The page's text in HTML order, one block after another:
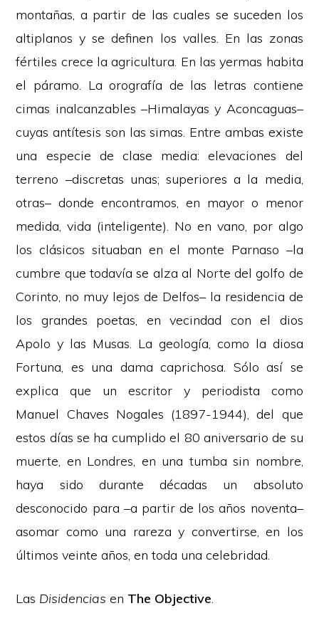
montañas, a partir de las cuales se suceden los
altiplanos y se definen los valles. En las zonas
fértiles crece la agricultura. En las yermas habita
el páramo. La orografía de las letras contiene
cimas inalcanzables –Himalayas y Aconcaguas–
cuyas antítesis son las simas. Entre ambas existe
una especie de clase media: elevaciones del
terreno –discretas unas; superiores a la media,
otras– donde encontramos, en mayor o menor
medida, vida (inteligente). No en vano, por algo
los clásicos situaban en el monte Parnaso –la
cumbre que todavía se alza al Norte del golfo de
Corinto, no muy lejos de Delfos– la residencia de
los grandes poetas, en vecindad con el dios
Apolo y las Musas. La geología, como la diosa
Fortuna, es una dama caprichosa. Sólo así se
explica que un escritor y periodista como
Manuel Chaves Nogales (1897-1944), del que
estos días se ha cumplido el 80 aniversario de su
muerte, en Londres, en una tumba sin nombre,
haya sido durante décadas un absoluto
desconocido para –a partir de los años noventa–
asomar como una rareza y convertirse, en los
últimos veinte años, en toda una celebridad.
Las Disidencias en The Objective.